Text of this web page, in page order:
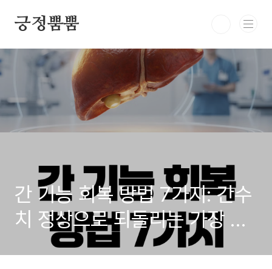
긍정뿜뿜
간 기능 회복 방법 7가지: 간수
치 정상으로 되돌리는 가장 빠
른 루틴